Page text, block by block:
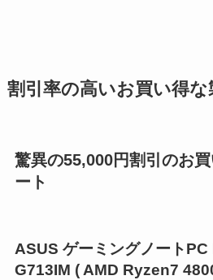
割引率の高いお買い得な
驚異の55,000円割引のお
ート
ASUS ゲーミングノート
G713IM ( AMD Ryzen7